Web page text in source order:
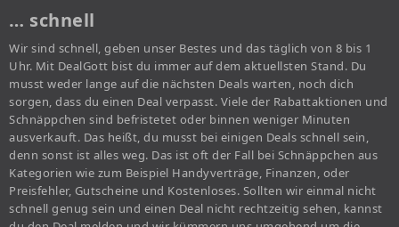
… schnell
Wir sind schnell, geben unser Bestes und das täglich von 8 bis 1
Uhr. Mit DealGott bist du immer auf dem aktuellsten Stand. Du
musst weder lange auf die nächsten Deals warten, noch dich
sorgen, dass du einen Deal verpasst. Viele der Rabattaktionen und
Schnäppchen sind befristetet oder binnen weniger Minuten
ausverkauft. Das heißt, du musst bei einigen Deals schnell sein,
denn sonst ist alles weg. Das ist oft der Fall bei Schnäppchen aus
Kategorien wie zum Beispiel Handyverträge, Finanzen, oder
Preisfehler, Gutscheine und Kostenloses. Sollten wir einmal nicht
schnell genug sein und einen Deal nicht rechtzeitig sehen, kannst